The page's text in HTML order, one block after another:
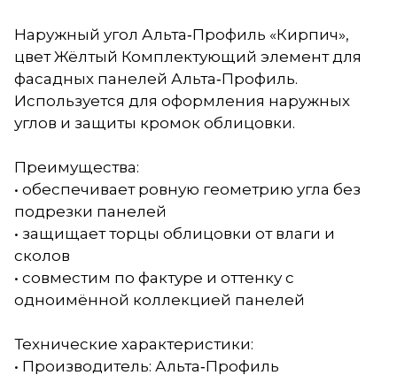
Наружный угол Альта‑Профиль «Кирпич»,
цвет Жёлтый Комплектующий элемент для
фасадных панелей Альта‑Профиль.
Используется для оформления наружных
углов и защиты кромок облицовки.
Преимущества:
• обеспечивает ровную геометрию угла без
подрезки панелей
• защищает торцы облицовки от влаги и
сколов
• совместим по фактуре и оттенку с
одноимённой коллекцией панелей
Технические характеристики:
• Производитель: Альта‑Профиль